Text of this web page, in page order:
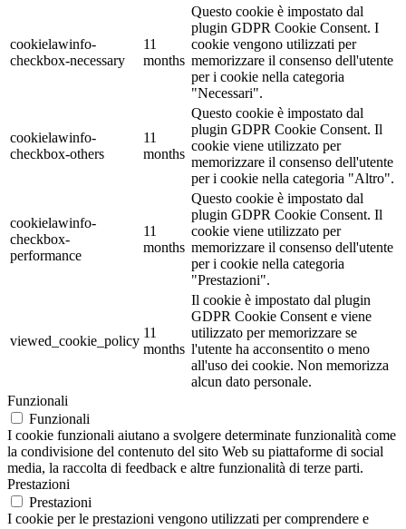
cookielawinfo-
checkbox-necessary
11
months
Questo cookie è impostato dal
plugin GDPR Cookie Consent. I
cookie vengono utilizzati per
memorizzare il consenso dell'utente
per i cookie nella categoria
"Necessari".
cookielawinfo-
checkbox-others
11
months
Questo cookie è impostato dal
plugin GDPR Cookie Consent. Il
cookie viene utilizzato per
memorizzare il consenso dell'utente
per i cookie nella categoria "Altro".
cookielawinfo-
checkbox-
performance
11
months
Questo cookie è impostato dal
plugin GDPR Cookie Consent. Il
cookie viene utilizzato per
memorizzare il consenso dell'utente
per i cookie nella categoria
"Prestazioni".
viewed_cookie_policy
11
months
Il cookie è impostato dal plugin
GDPR Cookie Consent e viene
utilizzato per memorizzare se
l'utente ha acconsentito o meno
all'uso dei cookie. Non memorizza
alcun dato personale.
Funzionali
Funzionali
I cookie funzionali aiutano a svolgere determinate funzionalità come
la condivisione del contenuto del sito Web su piattaforme di social
media, la raccolta di feedback e altre funzionalità di terze parti.
Prestazioni
Prestazioni
I cookie per le prestazioni vengono utilizzati per comprendere e